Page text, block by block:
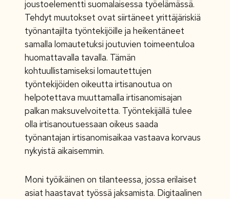
joustoelementti suomalaisessa työelämässä.
Tehdyt muutokset ovat siirtäneet yrittäjäriskiä
työnantajilta työntekijöille ja heikentäneet
samalla lomautetuksi joutuvien toimeentuloa
huomattavalla tavalla. Tämän
kohtuullistamiseksi lomautettujen
työntekijöiden oikeutta irtisanoutua on
helpotettava muuttamalla irtisanomisajan
palkan maksuvelvoitetta. Työntekijällä tulee
olla irtisanoutuessaan oikeus saada
työnantajan irtisanomisaikaa vastaava korvaus
nykyistä aikaisemmin.
Moni työikäinen on tilanteessa, jossa erilaiset
asiat haastavat työssä jaksamista. Digitaalinen